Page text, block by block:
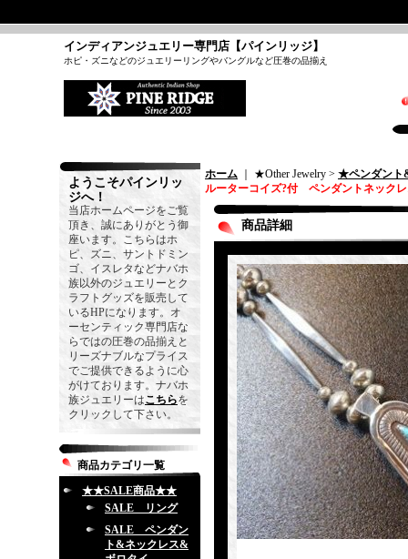
インディアンジュエリー専門店【パインリッジ】
ホピ・ズニなどのジュエリーリングやバングルなど圧巻の品揃え
ようこそパインリッ
ジへ！
当店ホームページをご覧
頂き、誠にありがとう御
座います。こちらはホ
ピ、ズニ、サントドミン
ゴ、イスレタなどナバホ
族以外のジュエリーとク
ラフトグッズを販売して
いるHPになります。オ
ーセンティック専門店な
らではの圧巻の品揃えと
リーズナブルなプライス
でご提供できるように心
がけております。ナバホ
族ジュエリーはこちらを
クリックして下さい。
商品カテゴリ一覧
★★SALE商品★★
SALE リング
SALE ペンダン
ト&ネックレス&
ホーム ｜ ★Other Jewelry > ★ペンダント
ルーターコイズ?付 ペンダントネック
商品詳細